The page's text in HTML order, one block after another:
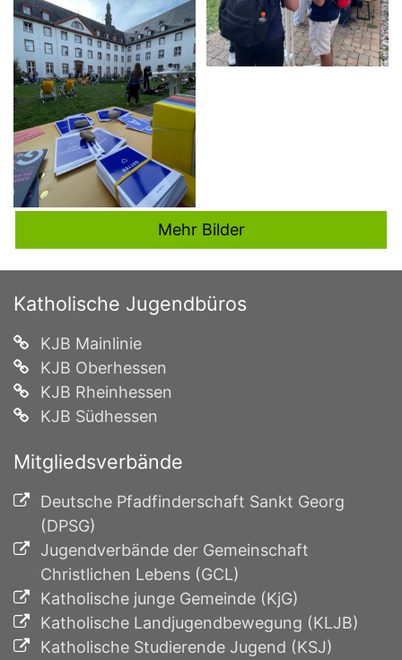
Mehr Bilder
Katholische Jugendbüros
KJB Mainlinie
KJB Oberhessen
KJB Rheinhessen
KJB Südhessen
Mitgliedsverbände
Deutsche Pfadfinderschaft Sankt Georg
(DPSG)
Jugendverbände der Gemeinschaft
Christlichen Lebens (GCL)
Katholische junge Gemeinde (KjG)
Katholische Landjugendbewegung (KLJB)
Katholische Studierende Jugend (KSJ)